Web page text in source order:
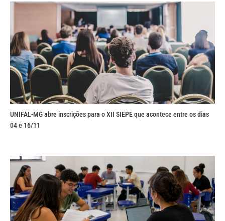
UNIFAL-MG abre inscrições para o XII SIEPE que acontece entre os dias
04 e 16/11